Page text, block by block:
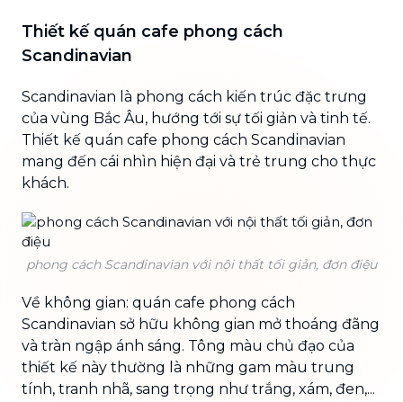
Thiết kế quán cafe phong cách
Scandinavian
Scandinavian là phong cách kiến trúc đặc trưng
của vùng Bắc Âu, hướng tới sự tối giản và tinh tế.
Thiết kế quán cafe phong cách Scandinavian
mang đến cái nhìn hiện đại và trẻ trung cho thực
khách.
phong cách Scandinavian với nội thất tối giản, đơn điệu
Về không gian: quán cafe phong cách
Scandinavian sở hữu không gian mở thoáng đãng
và tràn ngập ánh sáng. Tông màu chủ đạo của
thiết kế này thường là những gam màu trung
tính, tranh nhã, sang trọng như trắng, xám, đen,...